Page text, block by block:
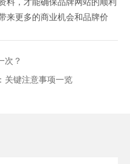
料，才能确保品牌网站的顺利
来更多的商业机会和品牌价
次？
关键注意事项一览